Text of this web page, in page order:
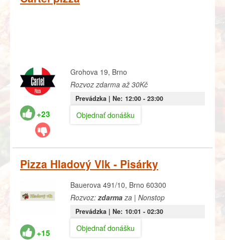
+23
Grohova 19, Brno
Rozvoz zdarma až 30Kč
Prevádzka | Ne: 12:00- 23:00
Objednať donášku
Pizza Hladový Vlk - Pisárky
+15
Bauerova 491/10, Brno 60300
Rozvoz: zdarmaza | Nonstop
Prevádzka | Ne: 10:01 - 02:30
Objednať donášku